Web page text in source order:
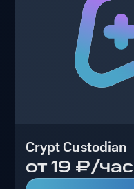
Crypt Custodian
от 19 ₽/час